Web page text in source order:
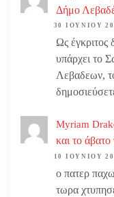
Δήμο
30 ΙΟΥΝΊΟΥ
Ως έγκριτος
υπάρχει το
Λεβαδεων,
Myriam
και το άβατο
10 ΙΟΥΝΊΟΥ
ο πατερ
τωρα